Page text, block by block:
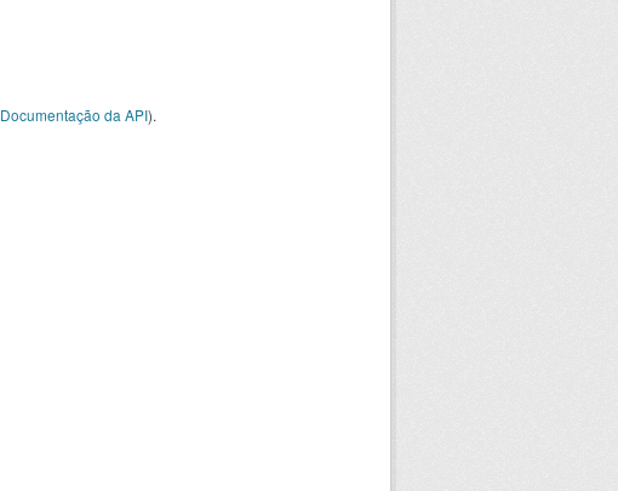
Documentação da API).